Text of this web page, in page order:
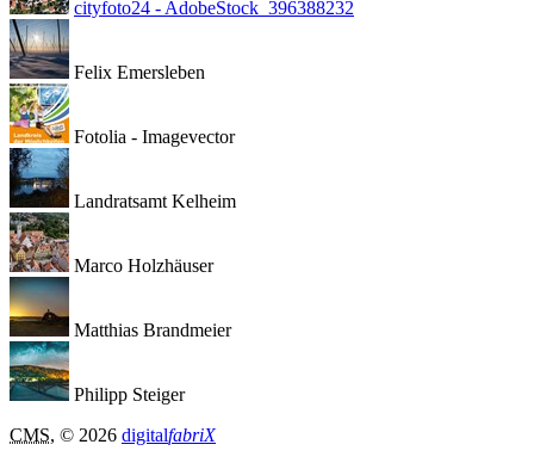
cityfoto24 - AdobeStock_396388232
Felix Emersleben
Fotolia - Imagevector
Landratsamt Kelheim
Marco Holzhäuser
Matthias Brandmeier
Philipp Steiger
CMS, © 2026 digitalfabriX